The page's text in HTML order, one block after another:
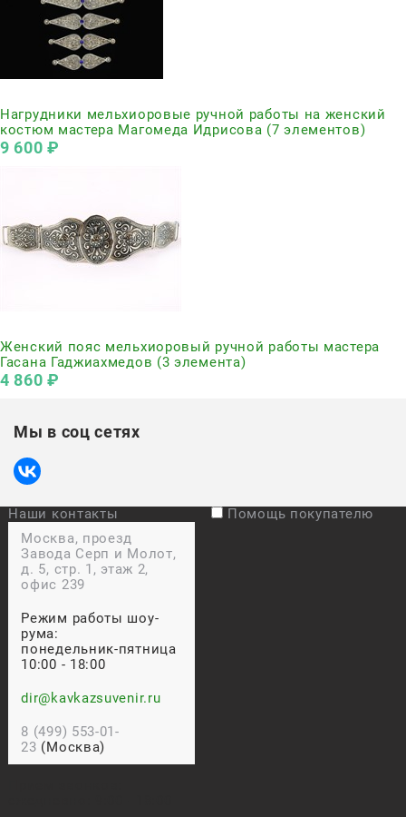
Нагрудники мельхиоровые ручной работы на женский
костюм мастера Магомеда Идрисова (7 элементов)
9 600 ₽
Женский пояс мельхиоровый ручной работы мастера
Гасана Гаджиахмедов (3 элемента)
4 860 ₽
Мы в соц сетях
Наши контакты
Москва, проезд
Завода Серп и Молот,
д. 5, стр. 1, этаж 2,
офис 239
Режим работы шоу-
рума:
понедельник-пятница
10:00 - 18:00
dir@kavkazsuvenir.ru
8 (499) 553-01-
23 (Москва)
Помощь покупателю